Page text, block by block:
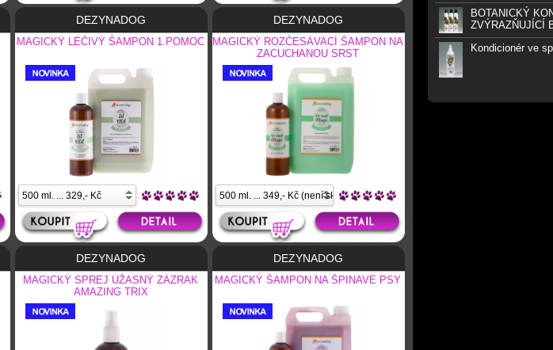
BOTANICKÝ
ZVÝRAZŇUJÍCÍ
Kondicionér ve
DEZYNADOG
MAGICKÝ LÉČIVÝ ŠAMPON 1.POMOC
DEZYNADOG
MAGICKÝ ROZČESÁVACÍ ŠAMPON NA
ZACUCHANOU SRST
DEZYNADOG
MAGICKÝ SPREJ ÚŽASNÝ ZÁZRAK
AMAZING TRIX
DEZYNADOG
MAGICKÝ ŠAMPON NA ŠPINAVÉ PSY